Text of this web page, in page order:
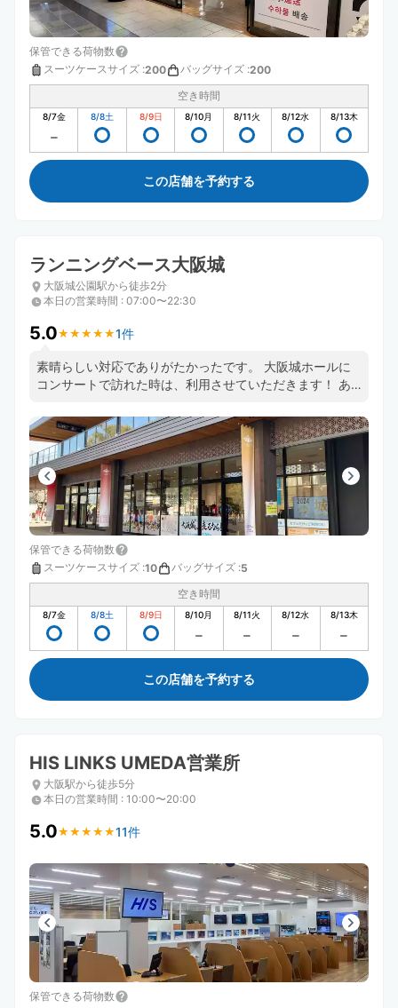
保管できる荷物数
スーツケースサイズ :200 バッグサイズ :200
空き時間
8/7金 8/8土 8/9日 8/10月 8/11火 8/12水 8/13木
この店舗を予約する
ランニングベース大阪城
大阪城公園駅から徒歩2分
本日の営業時間 : 07:00〜22:30
5.0★ ★ ★ ★ ★
★ ★ ★ ★ ★1件
素晴らしい対応でありがたかったです。 大阪城ホールに
コンサートで訪れた時は、利用させていただきます！ あ
保管できる荷物数
スーツケースサイズ :10 バッグサイズ :5
空き時間
8/7金 8/8土 8/9日 8/10月 8/11火 8/12水 8/13木
この店舗を予約する
HIS LINKS UMEDA営業所
大阪駅から徒歩5分
本日の営業時間 : 10:00〜20:00
5.0★ ★ ★ ★ ★
★ ★ ★ ★ ★11件
保管できる荷物数